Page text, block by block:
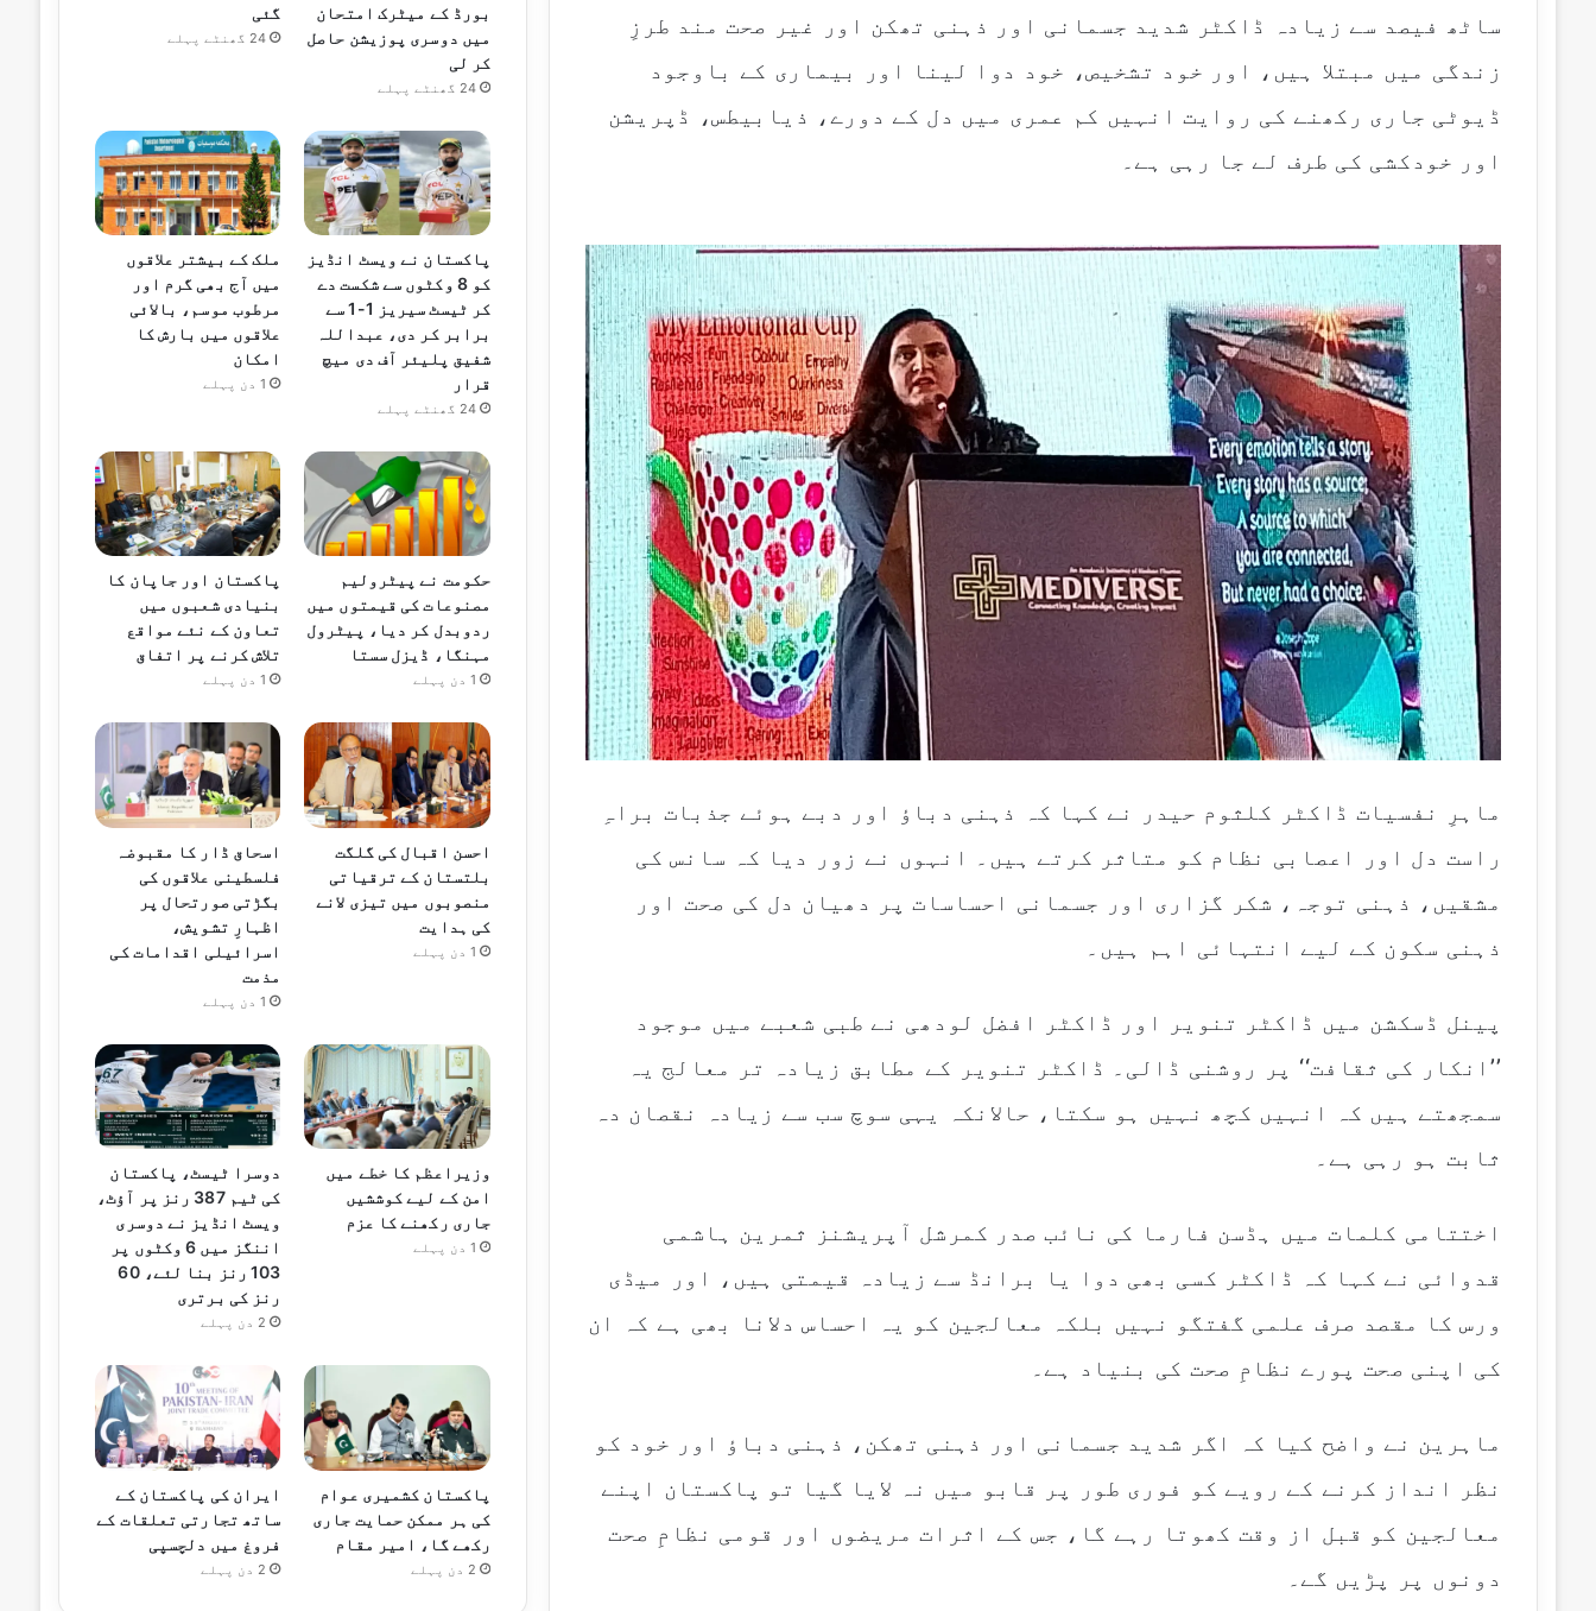
ساٹھ فیصد سے زیادہ ڈاکٹر شدید جسمانی اور ذہنی تھکن اور غیر صحت مند طرزِ
زندگی میں مبتلا ہیں، اور خود تشخیص، خود دوا لینا اور بیماری کے باوجود
ڈیوٹی جاری رکھنے کی روایت انہیں کم عمری میں دل کے دورے، ذیابیطس، ڈپریشن
اور خودکشی کی طرف لے جا رہی ہے۔
ماہرِ نفسیات ڈاکٹر کلثوم حیدر نے کہا کہ ذہنی دباؤ اور دبے ہوئے جذبات براہِ
راست دل اور اعصابی نظام کو متاثر کرتے ہیں۔ انہوں نے زور دیا کہ سانس کی
مشقیں، ذہنی توجہ، شکر گزاری اور جسمانی احساسات پر دھیان دل کی صحت اور
ذہنی سکون کے لیے انتہائی اہم ہیں۔
پینل ڈسکشن میں ڈاکٹر تنویر اور ڈاکٹر افضل لودھی نے طبی شعبے میں موجود
’’انکار کی ثقافت‘‘ پر روشنی ڈالی۔ ڈاکٹر تنویر کے مطابق زیادہ تر معالج یہ
سمجھتے ہیں کہ انہیں کچھ نہیں ہو سکتا، حالانکہ یہی سوچ سب سے زیادہ نقصان دہ
ثابت ہو رہی ہے۔
اختتامی کلمات میں ہڈسن فارما کی نائب صدر کمرشل آپریشنز ثمرین ہاشمی
قدوائی نے کہا کہ ڈاکٹر کسی بھی دوا یا برانڈ سے زیادہ قیمتی ہیں، اور میڈی
ورس کا مقصد صرف علمی گفتگو نہیں بلکہ معالجین کو یہ احساس دلانا بھی ہے کہ ان
کی اپنی صحت پورے نظامِ صحت کی بنیاد ہے۔
ماہرین نے واضح کیا کہ اگر شدید جسمانی اور ذہنی تھکن، ذہنی دباؤ اور خود کو
نظر انداز کرنے کے رویے کو فوری طور پر قابو میں نہ لایا گیا تو پاکستان اپنے
معالجین کو قبل از وقت کھوتا رہے گا، جس کے اثرات مریضوں اور قومی نظامِ صحت
دونوں پر پڑیں گے۔
بورڈ کے میٹرک امتحان
میں دوسری پوزیشن حاصل
کر لی
24 گھنٹے پہلے
گئی
24 گھنٹے پہلے
پاکستان نے ویسٹ انڈیز
کو 8 وکٹوں سے شکست دے
کر ٹیسٹ سیریز 1-1 سے
برابر کر دی، عبداللہ
شفیق پلیئر آف دی میچ
قرار
24 گھنٹے پہلے
ملک کے بیشتر علاقوں
میں آج بھی گرم اور
مرطوب موسم، بالائی
علاقوں میں بارش کا
امکان
1 دن پہلے
حکومت نے پیٹرولیم
مصنوعات کی قیمتوں میں
ردوبدل کر دیا، پیٹرول
مہنگا، ڈیزل سستا
1 دن پہلے
پاکستان اور جاپان کا
بنیادی شعبوں میں
تعاون کے نئے مواقع
تلاش کرنے پر اتفاق
1 دن پہلے
احسن اقبال کی گلگت
بلتستان کے ترقیاتی
منصوبوں میں تیزی لانے
کی ہدایت
1 دن پہلے
اسحاق ڈار کا مقبوضہ
فلسطینی علاقوں کی
بگڑتی صورتحال پر
اظہارِ تشویش،
اسرائیلی اقدامات کی
مذمت
1 دن پہلے
وزیراعظم کا خطے میں
امن کے لیے کوششیں
جاری رکھنے کا عزم
1 دن پہلے
دوسرا ٹیسٹ، پاکستان
کی ٹیم 387 رنز پر آؤٹ،
ویسٹ انڈیز نے دوسری
اننگز میں 6 وکٹوں پر
103 رنز بنا لئے، 60
رنز کی برتری
2 دن پہلے
پاکستان کشمیری عوام
کی ہر ممکن حمایت جاری
رکھے گا، امیر مقام
2 دن پہلے
ایران کی پاکستان کے
ساتھ تجارتی تعلقات کے
فروغ میں دلچسپی
2 دن پہلے